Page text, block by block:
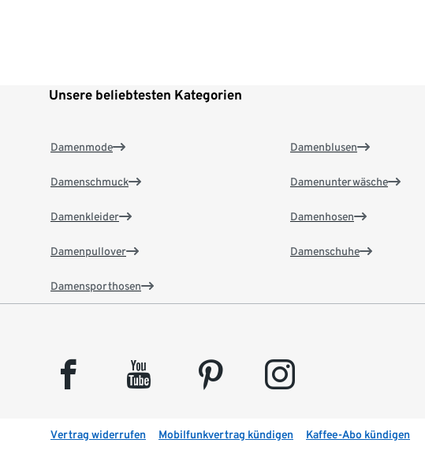
Unsere beliebtesten Kategorien
Damenmode
Damenschmuck
Damenkleider
Damenpullover
Damensporthosen
Damenblusen
Damenunterwäsche
Damenhosen
Damenschuhe
facebook youtube pinterest instagram
Vertrag widerrufen Mobilfunkvertrag kündigen Kaffee-Abo kündigen